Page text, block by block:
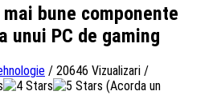
bune componente
unui PC de gaming
/ 20646 Vizualizari /
(Acorda un